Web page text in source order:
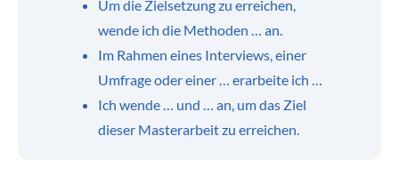
Um die Zielsetzung zu erreichen,
wende ich die Methoden … an.
Im Rahmen eines Interviews, einer
Umfrage oder einer … erarbeite ich …
Ich wende … und … an, um das Ziel
dieser Masterarbeit zu erreichen.